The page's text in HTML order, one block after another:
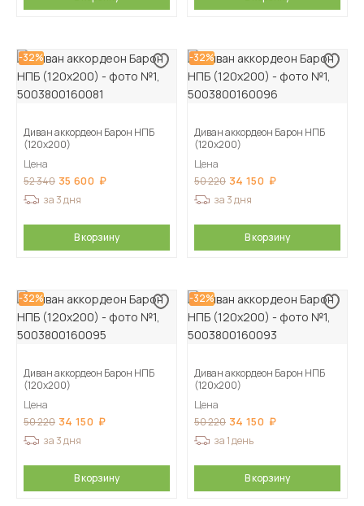
-32%
Диван аккордеон Барон НПБ
(120х200)
Цена
52 340 35 600
за 3 дня
В корзину
-32%
Диван аккордеон Барон НПБ
(120х200)
Цена
50 220 34 150
за 3 дня
В корзину
-32%
Диван аккордеон Барон НПБ
(120х200)
Цена
50 220 34 150
за 3 дня
В корзину
-32%
Диван аккордеон Барон НПБ
(120х200)
Цена
50 220 34 150
за 1 день
В корзину